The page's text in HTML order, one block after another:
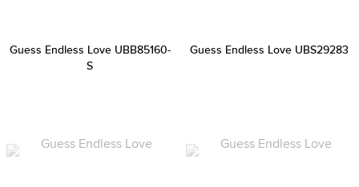
Guess Endless Love UBB85160-
S
Guess Endless Love UBS29283